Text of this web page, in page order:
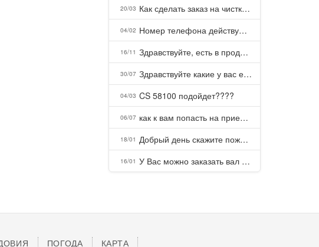
20/03 Как сделать заказ на чистку пуховых подушек?
04/02 Номер телефона действующий можно узнать почему номер неправельный
16/11 Здравствуйте, есть в продаже? Есть доставка до Казани?
30/07 Здравствуйте какие у вас есть курсы и какая цена, ?
04/03 CS 58100 подойдет????
06/07 как к вам попасть на прием? Или дозвониться, трубку не берете.
18/01 Добрый день скажите пожалуйста как можно с вами связаться . Телефон не отвечает .Заказала кухню в тц Хороший есть претензии а менеджер контактов не дает .Что делать?
16/01 У Вас можно заказать вал шлицевой от косилки заря для мтз, который соединяет мотоблок с косилкой.?
ПОГОДА КАРТА